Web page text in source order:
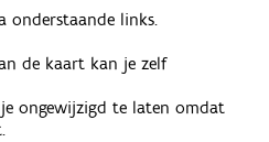
onderstaande links.
de kaart kan je zelf
ongewijzigd te laten omdat